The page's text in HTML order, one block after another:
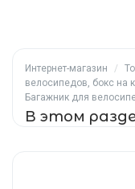
Интернет-магазин /
велосипедов, бокс на
Багажник для
В этом